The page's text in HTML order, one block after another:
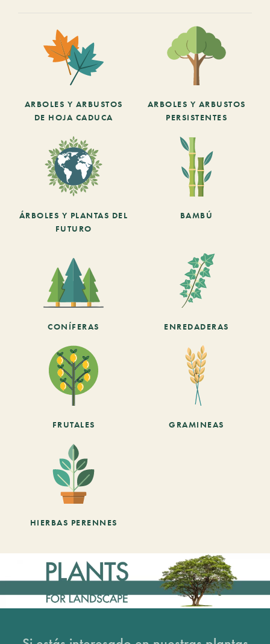
ARBOLES Y ARBUSTOS
DE HOJA CADUCA
ARBOLES Y ARBUSTOS
PERSISTENTES
ÁRBOLES Y PLANTAS DEL
FUTURO
BAMBÚ
CONÍFERAS ENREDADERAS
FRUTALES GRAMINEAS
HIERBAS PERENNES